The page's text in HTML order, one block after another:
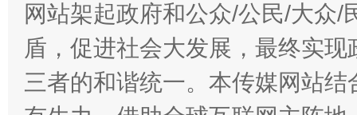
网站架起政府和公众/公民/大众
盾，促进社会大发展，最终实
三者的和谐统一。本传媒网站